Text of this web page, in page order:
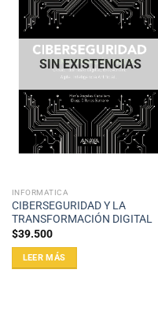
SIN EXISTENCIAS
INFORMATICA
CIBERSEGURIDAD Y LA
TRANSFORMACIÓN DIGITAL
$39.500
LEER MÁS